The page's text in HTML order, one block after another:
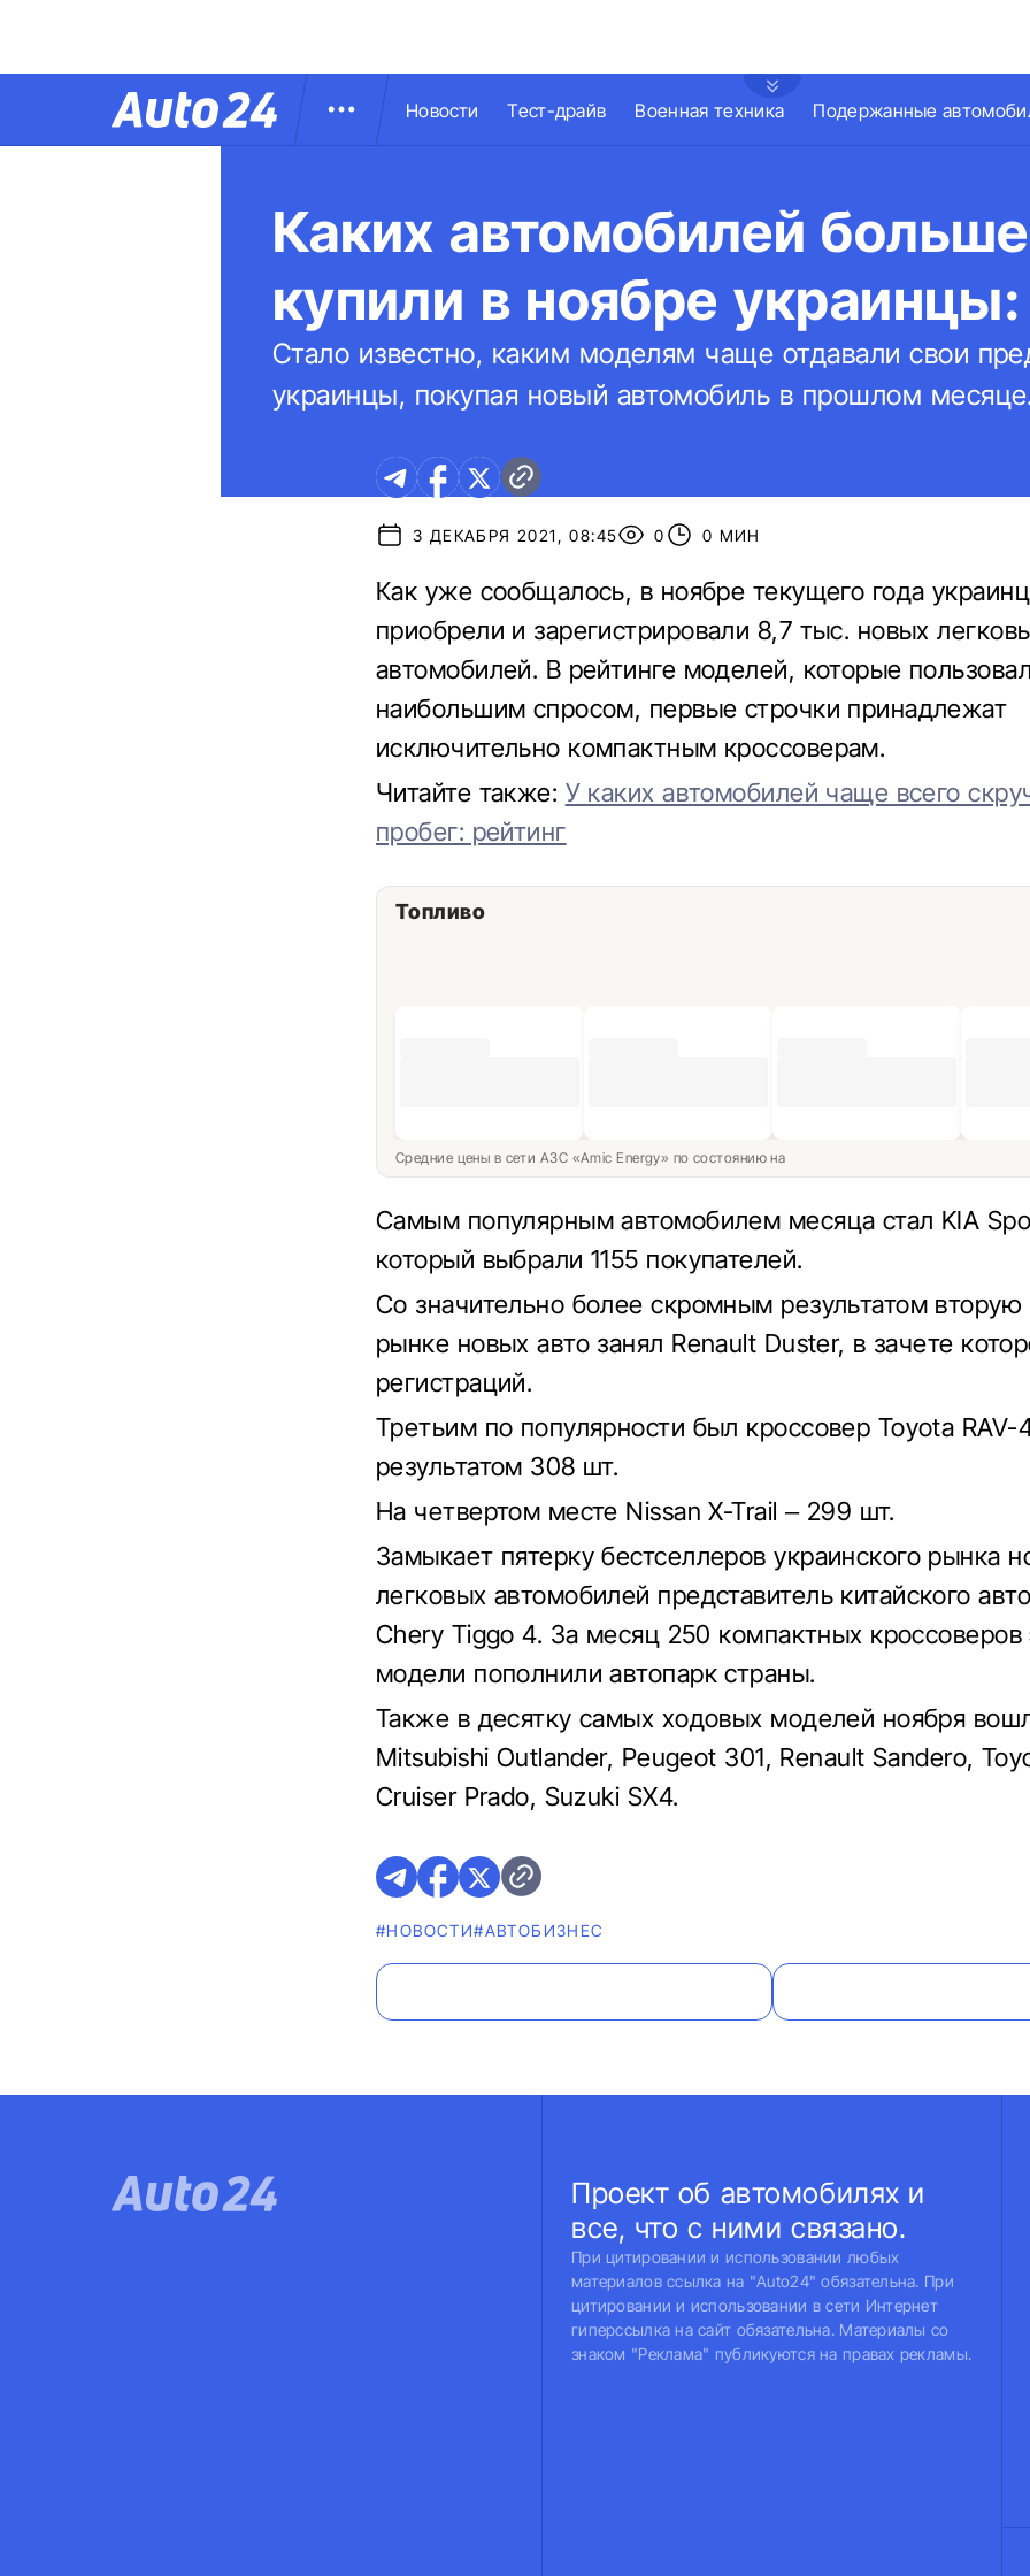
Новости Тест-драйв Военная техника Подержанные
Каких автомобилей
купили в ноябре украинцы:
Стало известно, каким моделям чаще отдавали свои
украинцы, покупая новый автомобиль в прошлом
3 ДЕКАБРЯ 2021, 08:45 0 0 МИН
Как уже сообщалось, в ноябре текущего года
приобрели и зарегистрировали 8,7 тыс. новых
автомобилей. В рейтинге моделей, которые
наибольшим спросом, первые строчки принадлежат
исключительно компактным кроссоверам.
Читайте также: У каких автомобилей чаще всего
пробег: рейтинг
Топливо
Средние цены в сети АЗС «Amic Energy» по состоянию на
Самым популярным автомобилем месяца стал KIA
который выбрали 1155 покупателей.
Со значительно более скромным результатом
рынке новых авто занял Renault Duster, в зачете
регистраций.
Третьим по популярности был кроссовер Toyota RAV-
результатом 308 шт.
На четвертом месте Nissan X-Trail – 299 шт.
Замыкает пятерку бестселлеров украинского рынка
легковых автомобилей представитель китайского
Chery Tiggo 4. За месяц 250 компактных кроссоверов
модели пополнили автопарк страны.
Также в десятку самых ходовых моделей ноября
Mitsubishi Outlander, Peugeot 301, Renault Sandero,
Cruiser Prado, Suzuki SX4.
#НОВОСТИ#AВТОБИЗНЕС
Проект об автомобилях и
все, что с ними связано.
При цитировании и использовании любых
материалов ссылка на "Auto24" обязательна. При
цитировании и использовании в сети Интернет
гиперссылка на сайт обязательна. Материалы со
знаком "Реклама" публикуются на правах рекламы.